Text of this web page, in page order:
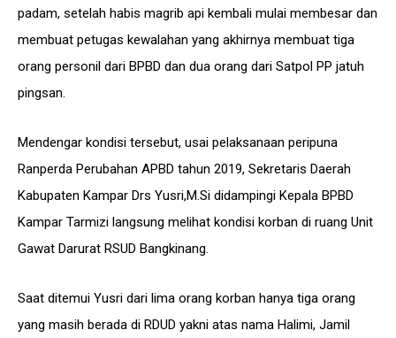
padam, setelah habis magrib api kembali mulai membesar dan
membuat petugas kewalahan yang akhirnya membuat tiga
orang personil dari BPBD dan dua orang dari Satpol PP jatuh
pingsan.
Mendengar kondisi tersebut, usai pelaksanaan peripuna
Ranperda Perubahan APBD tahun 2019, Sekretaris Daerah
Kabupaten Kampar Drs Yusri,M.Si didampingi Kepala BPBD
Kampar Tarmizi langsung melihat kondisi korban di ruang Unit
Gawat Darurat RSUD Bangkinang.
Saat ditemui Yusri dari lima orang korban hanya tiga orang
yang masih berada di RDUD yakni atas nama Halimi, Jamil